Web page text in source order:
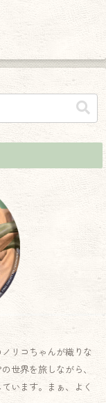
リコちゃんが織りな
世界を旅しながら、
います。まぁ、よく